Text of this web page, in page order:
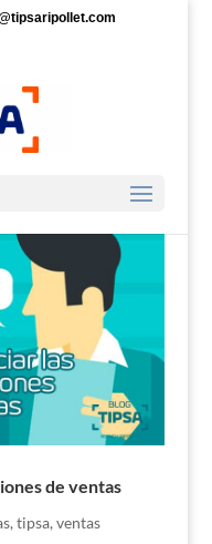
de ventas
, tipsa, ventas